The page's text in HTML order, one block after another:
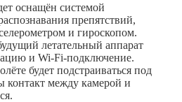
оснащён системой
препятствий,
и гироскопом.
летательный аппарат
и Wi-Fi-подключение.
будет подстраиваться под
контакт между камерой и